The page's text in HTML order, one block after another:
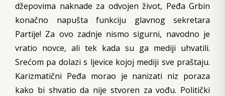
džepovima naknade za odvojen život, Peđa Grbin
konačno napušta funkciju glavnog sekretara
Partije! Za ovo zadnje nismo sigurni, navodno je
vratio novce, ali tek kada su ga mediji uhvatili.
Srećom pa dolazi s ljevice kojoj mediji sve praštaju.
Karizmatični Peđa morao je nanizati niz poraza
kako bi shvatio da nije stvoren za vođu. Politički